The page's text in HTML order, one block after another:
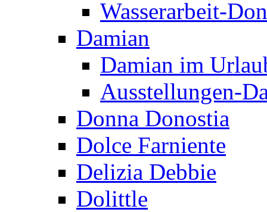
Wasserarbeit-
Damian
Damian im
Ausstellungen-
Donna Donostia
Dolce Farniente
Delizia Debbie
Dolittle